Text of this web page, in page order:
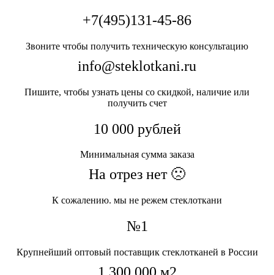
+7(495)131-45-86
Звоните чтобы получить техническую консультацию
info@steklotkani.ru
Пишите, чтобы узнать цены со скидкой, наличие или
получить счет
10 000 рублей
Минимальная сумма заказа
На отрез нет 🙁
К сожалению. мы не режем стеклоткани
№1
Крупнейший оптовый поставщик стеклотканей в России